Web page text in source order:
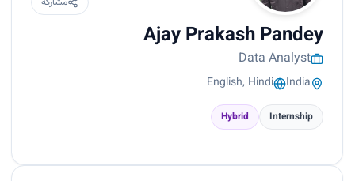
Ajay Prakash Pandey
Data Analyst
India
English, Hindi
Internship
Hybrid